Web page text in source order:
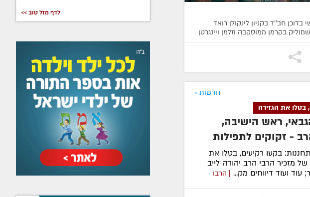
חב''ד בקניון לינקולן רואד
בקרמן ממוסקבה וזלמן ויינגרטן
חדשות »
בטלו את הגזירה
ראש הישיבה,
- זקוקים לתפילות
בקעו רקיעים, בטלו את
של מזכיר הרבי הרב יהודה לייב
עוד ועוד דיווחים מק...
| הרבו
לדף מזל טוב >>